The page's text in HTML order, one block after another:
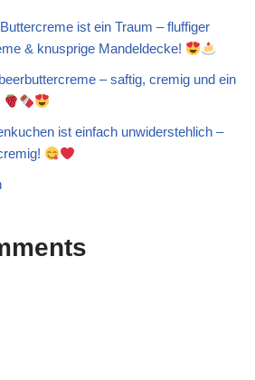
ist ein Traum – fluffiger
& knusprige Mandeldecke!
– saftig, cremig und ein
ist einfach unwiderstehlich –